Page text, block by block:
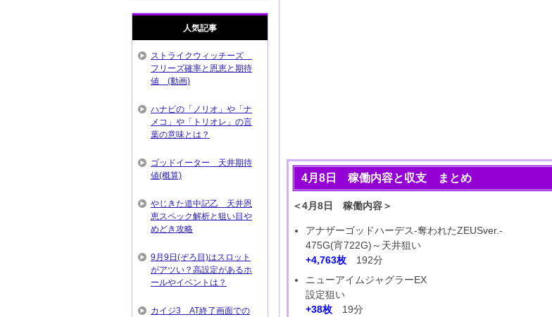
4月8日 稼働内容と収支 まとめ
＜4月8日 稼働内容＞
アナザーゴッドハーデス-奪われたZEUSver.-
475G(宵722G)～天井狙い
+4,763枚192分
ニューアイムジャグラーEX
設定狙い
+38枚19分
人気記事
ストライクウィッチーズ
フリーズ確率と恩恵と期待
値 (動画)
ハナビの「ノリオ」や「ナ
メコ」や「トリオレ」の言
葉の意味とは？
ゴッドイーター 天井期待
値(概算)
やじきた道中記乙 天井恩
恵スペック解析と狙い目や
めどき攻略
9月9日(ぞろ目)はスロット
がアツい？高設定があるホ
ールやイベントは？
カイジ3 AT終了画面での